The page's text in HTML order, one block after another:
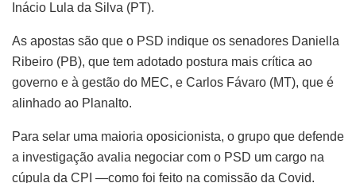
Inácio Lula da Silva (PT).
As apostas são que o PSD indique os senadores Daniella
Ribeiro (PB), que tem adotado postura mais crítica ao
governo e à gestão do MEC, e Carlos Fávaro (MT), que é
alinhado ao Planalto.
Para selar uma maioria oposicionista, o grupo que defende
a investigação avalia negociar com o PSD um cargo na
cúpula da CPI —como foi feito na comissão da Covid.